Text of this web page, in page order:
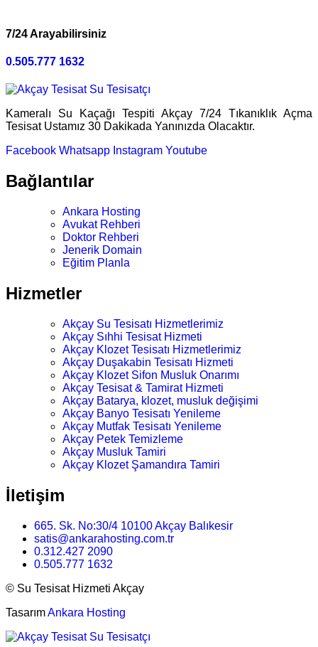
7/24 Arayabilirsiniz
0.505.777 1632
Kameralı Su Kaçağı Tespiti Akçay 7/24 Tıkanıklık Açma
Tesisat Ustamız 30 Dakikada Yanınızda Olacaktır.
Facebook Whatsapp Instagram Youtube
Bağlantılar
Ankara Hosting
Avukat Rehberi
Doktor Rehberi
Jenerik Domain
Eğitim Planla
Hizmetler
Akçay Su Tesisatı Hizmetlerimiz
Akçay Sıhhi Tesisat Hizmeti
Akçay Klozet Tesisatı Hizmetlerimiz
Akçay Duşakabin Tesisatı Hizmeti
Akçay Klozet Sifon Musluk Onarımı
Akçay Tesisat & Tamirat Hizmeti
Akçay Batarya, klozet, musluk değişimi
Akçay Banyo Tesisatı Yenileme
Akçay Mutfak Tesisatı Yenileme
Akçay Petek Temizleme
Akçay Musluk Tamiri
Akçay Klozet Şamandıra Tamiri
İletişim
665. Sk. No:30/4 10100 Akçay Balıkesir
satis@ankarahosting.com.tr
0.312.427 2090
0.505.777 1632
© Su Tesisat Hizmeti Akçay
TasarımAnkara Hosting